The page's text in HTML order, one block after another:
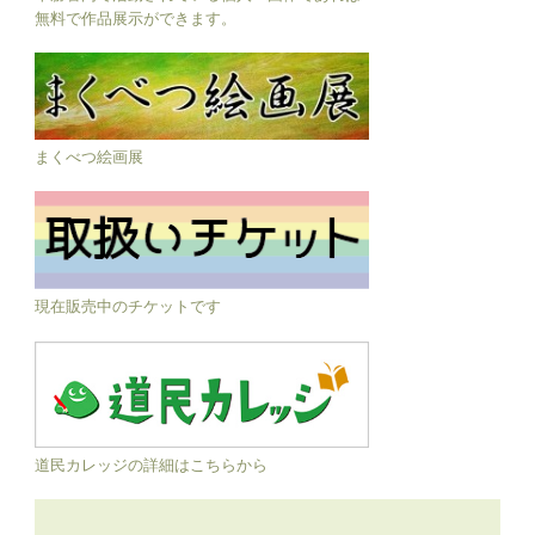
無料で作品展示ができます。
まくべつ絵画展
現在販売中のチケットです
道民カレッジの詳細はこちらから